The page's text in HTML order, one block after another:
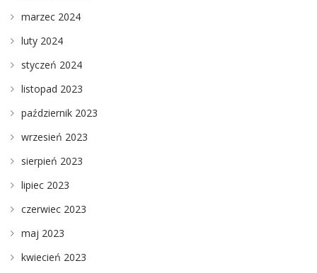
marzec 2024
luty 2024
styczeń 2024
listopad 2023
październik 2023
wrzesień 2023
sierpień 2023
lipiec 2023
czerwiec 2023
maj 2023
kwiecień 2023